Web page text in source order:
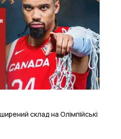
склад на Олімпійські